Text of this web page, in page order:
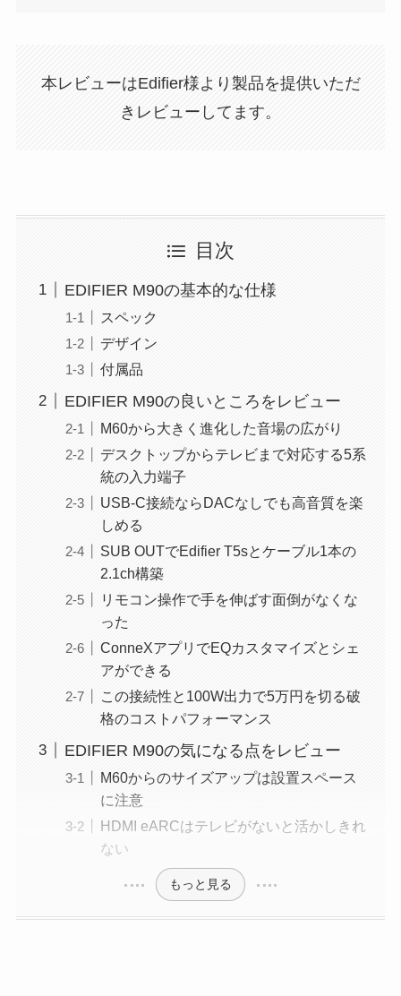
本レビューはEdifier様より製品を提供いただ
きレビューしてます。
目次
EDIFIER M90の基本的な仕様
スペック
デザイン
付属品
EDIFIER M90の良いところをレビュー
M60から大きく進化した音場の広がり
デスクトップからテレビまで対応する5系
統の入力端子
USB-C接続ならDACなしでも高音質を楽
しめる
SUB OUTでEdifier T5sとケーブル1本の
2.1ch構築
リモコン操作で手を伸ばす面倒がなくな
った
ConneXアプリでEQカスタマイズとシェ
アができる
この接続性と100W出力で5万円を切る破
格のコストパフォーマンス
EDIFIER M90の気になる点をレビュー
M60からのサイズアップは設置スペース
に注意
HDMI eARCはテレビがないと活かしきれ
ない
もっと見る